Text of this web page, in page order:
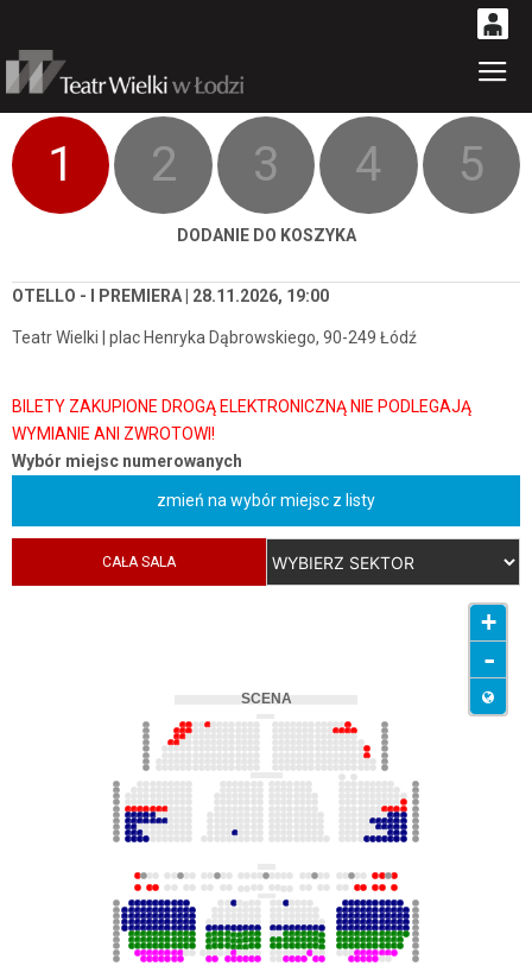
0
0,00
PLN
14
1 2 3 4 5
DODANIE DO KOSZYKA
OTELLO - I PREMIERA | 28.11.2026, 19:00
Teatr Wielki | plac Henryka Dąbrowskiego, 90-249 Łódź
Wybór miejsc numerowanych
zmień na wybór miejsc z listy
CAŁA SALA
+
-